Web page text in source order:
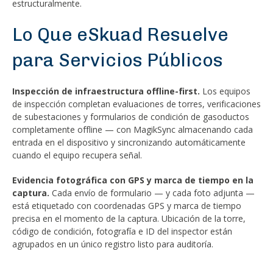
estructuralmente.
Lo Que eSkuad Resuelve
para Servicios Públicos
Inspección de infraestructura offline-first. Los equipos
de inspección completan evaluaciones de torres, verificaciones
de subestaciones y formularios de condición de gasoductos
completamente offline — con MagikSync almacenando cada
entrada en el dispositivo y sincronizando automáticamente
cuando el equipo recupera señal.
Evidencia fotográfica con GPS y marca de tiempo en la
captura. Cada envío de formulario — y cada foto adjunta —
está etiquetado con coordenadas GPS y marca de tiempo
precisa en el momento de la captura. Ubicación de la torre,
código de condición, fotografía e ID del inspector están
agrupados en un único registro listo para auditoría.